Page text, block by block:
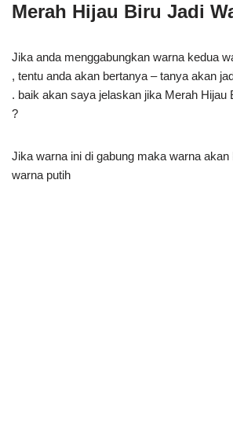
Merah Hijau Biru Jadi
Jika anda menggabungkan warna kedua
, tentu anda akan bertanya – tanya akan
. baik akan saya jelaskan jika Merah Hijau
?
Jika warna ini di gabung maka warna akan
warna putih